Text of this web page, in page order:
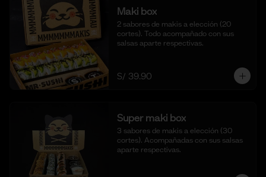
Maki box
2 sabores de makis a elección (20
cortes). Todo acompañado con sus
salsas aparte respectivas.
S/ 39.90
Super maki box
3 sabores de makis a elección (30
cortes). Acompañadas con sus salsas
aparte respectivas.